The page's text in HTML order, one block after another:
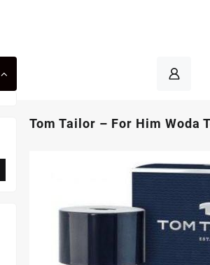
Tom Tailor – For Him Woda